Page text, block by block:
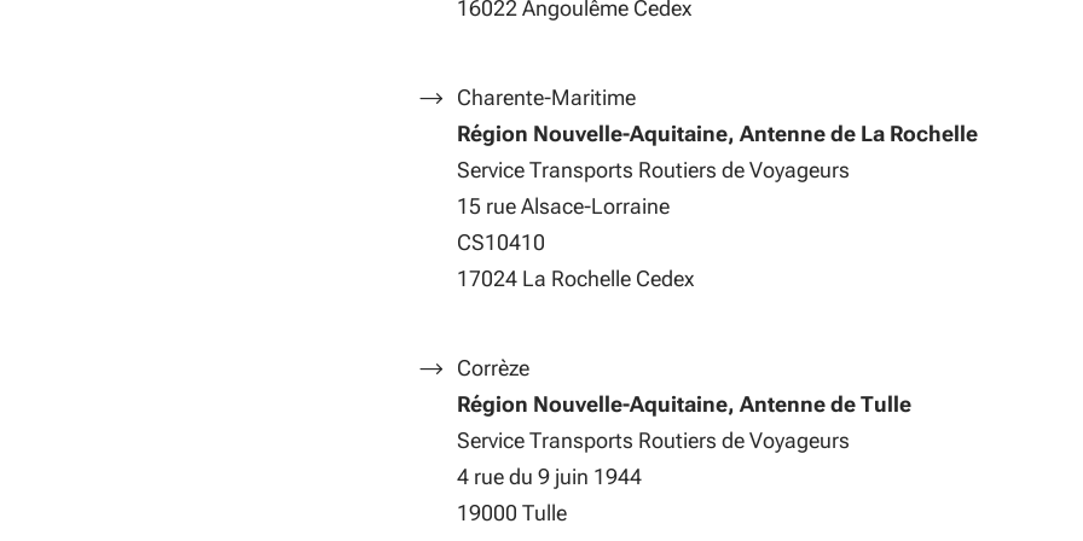
16022 Angoulême Cedex
Charente-Maritime
Région Nouvelle-Aquitaine, Antenne de La Rochelle
Service Transports Routiers de Voyageurs
15 rue Alsace-Lorraine
CS10410
17024 La Rochelle Cedex
Corrèze
Région Nouvelle-Aquitaine, Antenne de Tulle
Service Transports Routiers de Voyageurs
4 rue du 9 juin 1944
19000 Tulle